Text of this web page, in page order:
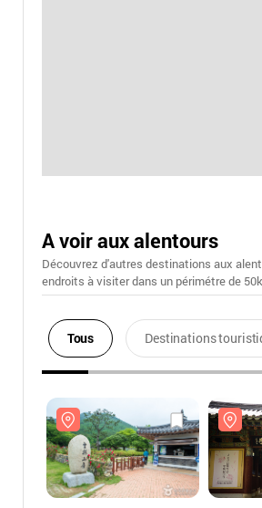
A voir aux alentours
Découvrez d'autres destinations aux
endroits à visiter dans un périmétre de
Tous Destinations